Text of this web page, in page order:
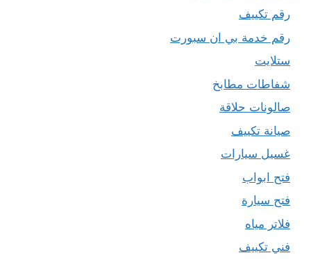
رقم تكييف
رقم خدمة بي ان سبورت
ستلايت
شفاطات مطابخ
صالونات حلاقة
صيانة تكييف
غسيل سيارات
فتح ابواب
فتح سيارة
فلاتر مياه
فني تكييف